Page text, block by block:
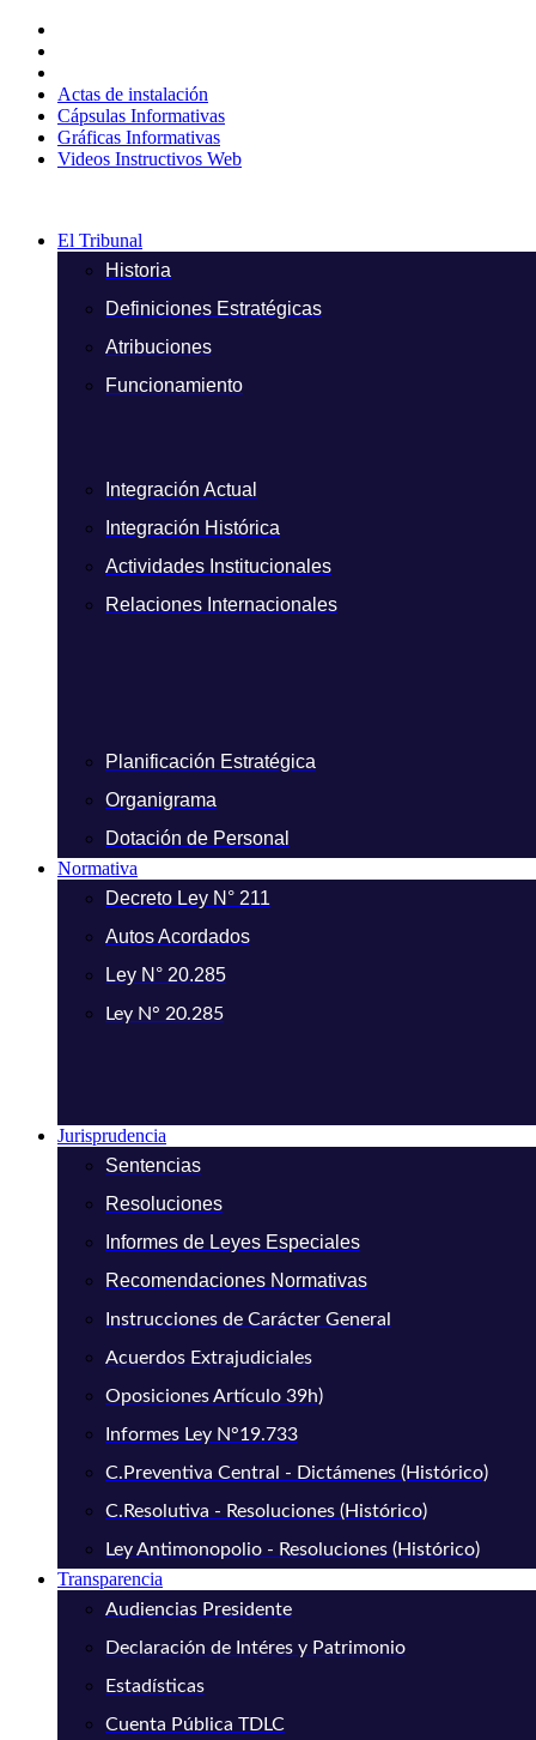
contenido
Actas de instalación
Cápsulas Informativas
Gráficas Informativas
Videos Instructivos Web
El Tribunal
Historia
Definiciones Estratégicas
Atribuciones
Funcionamiento
Integración Actual
Integración Histórica
Actividades Institucionales
Relaciones Internacionales
Planificación Estratégica
Organigrama
Dotación de Personal
Normativa
Decreto Ley N° 211
Autos Acordados
Ley N° 20.285
Ley N° 20.285
Jurisprudencia
Sentencias
Resoluciones
Informes de Leyes Especiales
Recomendaciones Normativas
Instrucciones de Carácter General
Acuerdos Extrajudiciales
Oposiciones Artículo 39h)
Informes Ley N°19.733
C.Preventiva Central - Dictámenes (Histórico)
C.Resolutiva - Resoluciones (Histórico)
Ley Antimonopolio - Resoluciones (Histórico)
Transparencia
Audiencias Presidente
Declaración de Intéres y Patrimonio
Estadísticas
Cuenta Pública TDLC